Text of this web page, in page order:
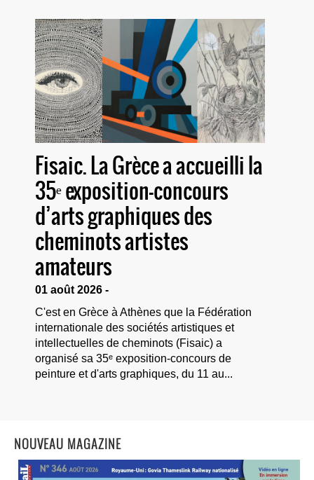
Fisaic. La Grèce a accueilli la
35ᵉ exposition-concours
d’arts graphiques des
cheminots artistes
amateurs
01 août 2026 -
C'est en Grèce à Athènes que la Fédération
internationale des sociétés artistiques et
intellectuelles de cheminots (Fisaic) a
organisé sa 35ᵉ exposition-concours de
peinture et d'arts graphiques, du 11 au...
NOUVEAU MAGAZINE